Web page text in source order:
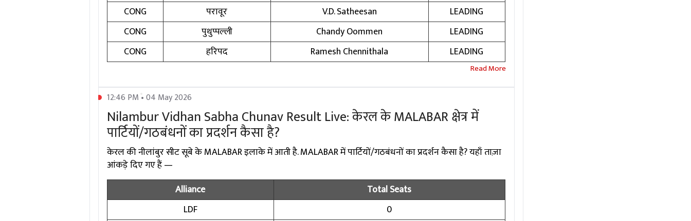
CONG
परावूर V.D. Satheesan
LEADING
CONG
पुथुप्पल्ली Chandy Oommen
LEADING
CONG
हरिपद Ramesh Chennithala LEADING
12:46 PM • 04 May 2026
Nilambur Vidhan Sabha Chunav Result Live: केरल के MALABAR क्षेत्र में
पार्टियों/गठबंधनों का प्रदर्शन कैसा है?
केरल की नीलांबुर सीट सूबे के MALABAR इलाके में आती है. MALABAR में पार्टियों/गठबंधनों का प्रदर्शन कैसा है? यहाँ ताज़ा
आंकड़े दिए गए हैं —
Alliance
Total Seats
LDF
0